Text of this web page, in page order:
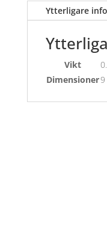
Ytterligare
Vikt
Dimensioner9